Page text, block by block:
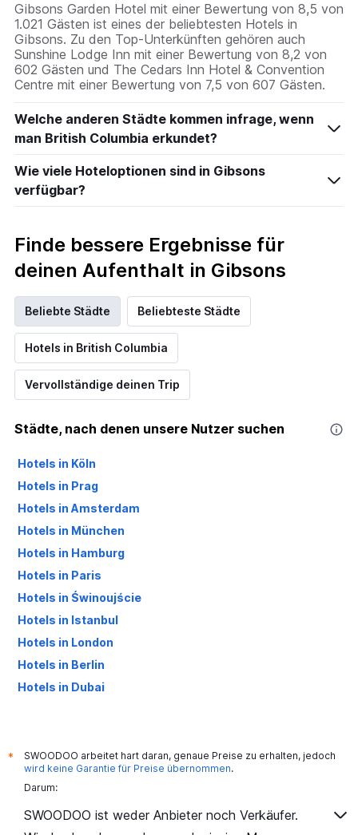
Gibsons Garden Hotel mit einer Bewertung von 8,5 von
1.021 Gästen ist eines der beliebtesten Hotels in
Gibsons. Zu den Top-Unterkünften gehören auch
Sunshine Lodge Inn mit einer Bewertung von 8,2 von
602 Gästen und The Cedars Inn Hotel & Convention
Centre mit einer Bewertung von 7,5 von 607 Gästen.
Welche anderen Städte kommen infrage, wenn
man British Columbia erkundet?
Wie viele Hoteloptionen sind in Gibsons
verfügbar?
Finde bessere Ergebnisse für
deinen Aufenthalt in Gibsons
Beliebte Städte Beliebteste Städte
Hotels in British Columbia
Vervollständige deinen Trip
Städte, nach denen unsere Nutzer suchen
Hotels in Köln
Hotels in Prag
Hotels in Amsterdam
Hotels in München
Hotels in Hamburg
Hotels in Paris
Hotels in Świnoujście
Hotels in Istanbul
Hotels in London
Hotels in Berlin
Hotels in Dubai
*
SWOODOO arbeitet hart daran, genaue Preise zu erhalten, jedoch
wird keine Garantie für Preise übernommen.
Darum:
SWOODOO ist weder Anbieter noch Verkäufer.